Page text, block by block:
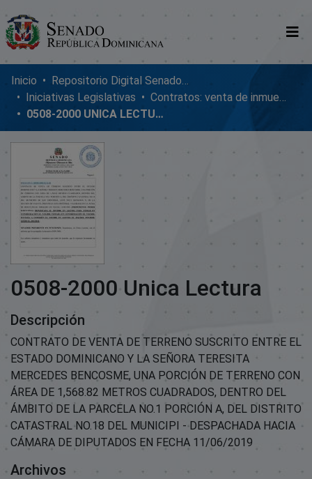
Comunidades
Glosario
Nosotros
Inicio
Repositorio Digital SenadoRD
Iniciativas Legislativas
Contratos: venta de inmuebles, enmiendas y donaciones
0508-2000 UNICA LECTURA
0508-2000 Unica Lectura
Descripción
CONTRATO DE VENTA DE TERRENO SUSCRITO ENTRE EL
ESTADO DOMINICANO Y LA SEÑORA TERESITA
MERCEDES BENCOSME, UNA PORCIÓN DE TERRENO CON
ÁREA DE 1,568.82 METROS CUADRADOS, DENTRO DEL
ÁMBITO DE LA PARCELA NO.1 PORCIÓN A, DEL DISTRITO
CATASTRAL NO.18 DEL MUNICIPI - DESPACHADA HACIA
CÁMARA DE DIPUTADOS EN FECHA 11/06/2019
Archivos